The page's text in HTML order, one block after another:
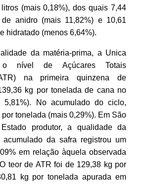
(mais 0,18%), dos quais 7,44
anidro (mais 11,82%) e 10,61
hidratado (menos 6,64%).
da matéria-prima, a Unica
o nível de Açúcares Totais
na primeira quinzena de
kg por tonelada de cana no
5,81%). No acumulado do ciclo,
tonelada (mais 0,29%). Em São
produtor, a qualidade da
acumulado da safra registrou um
em relação àquela observada
teor de ATR foi de 129,38 kg por
kg por tonelada apurada em